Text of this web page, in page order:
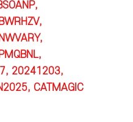
20241203,
CATMAGIC